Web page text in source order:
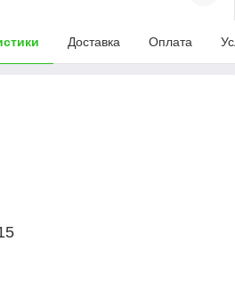
Доставка Оплата